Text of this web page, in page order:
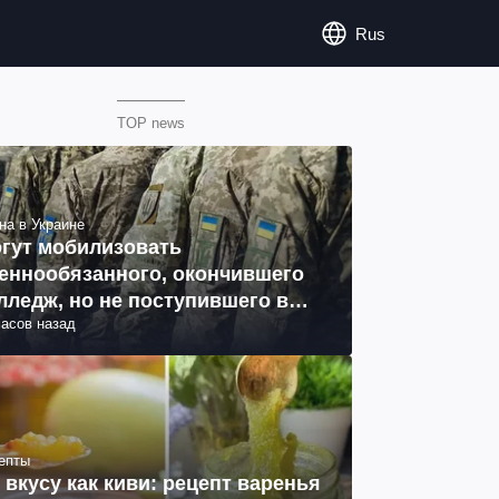
Rus
TOP news
в Украине
мобилизовать
окончившего
но не поступившего в
объяснение юриста
назад
как киви: рецепт варенья